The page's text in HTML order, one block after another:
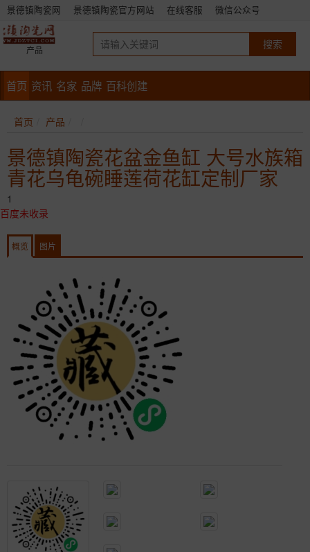
景德镇陶瓷网 景德镇陶瓷官方网站 在线客服 微信公众号
产品
首页 资讯 名家 品牌 百科创建
首页 产品
景德镇陶瓷花盆金鱼缸 大号水族箱
青花乌龟碗睡莲荷花缸定制厂家
1
百度未收录
概览 图片